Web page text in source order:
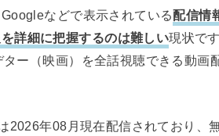
などで表示されている配信情
詳細に把握するのは難しい現状で
ー（映画）を全話視聴できる動画
2026年08月現在配信されており、